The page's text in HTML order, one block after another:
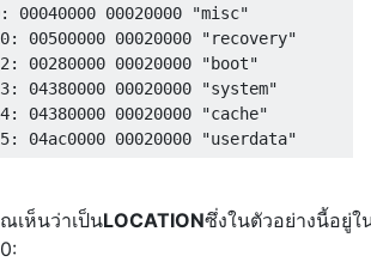
00040000 00020000 "misc"
00500000 00020000 "recovery"
00280000 00020000 "boot"
04380000 00020000 "system"
04380000 00020000 "cache"
เห็นว่าเป็นLOCATIONซึ่งในตัวอย่างนี้อยู่ใ